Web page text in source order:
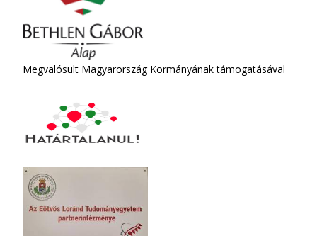
Megvalósult Magyarország Kormányának támogatásával